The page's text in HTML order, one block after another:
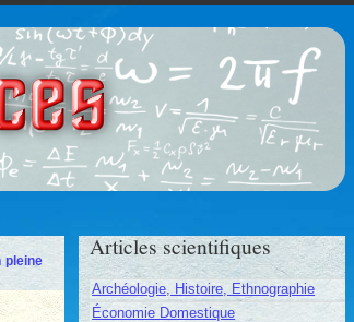
pleine
Articles scientifiques
Archéologie, Histoire, Ethnographie
Économie Domestique